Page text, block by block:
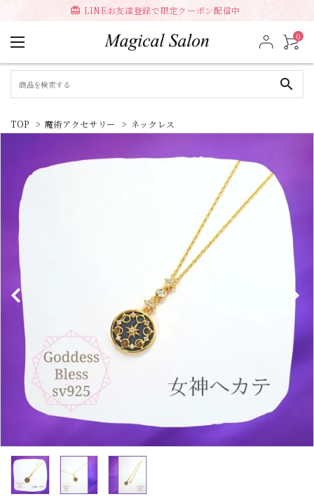
card_giftcard LINEお友達登録で限定クーポン配信中
0
search
TOP > 魔術アクセサリー > ネックレス